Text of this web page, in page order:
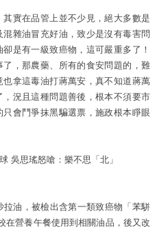
實在品管上並不少見，絕大多數是
雜油冒充好油，致少是沒有毒害問
是有一級致癌物，這可嚴重多了！
，那農藥、所有的食安問題的，難
拿這毒油打蔣萬安，真不知道蔣萬
況且這種問題善後，根本不須要市
會鬥爭抹黑騙選票，施政根本睜眼
吳思瑤怒嗆：樂不思「北」
油，被檢出含第一類致癌物「苯駢
在營養午餐使用到相關油品，後又改